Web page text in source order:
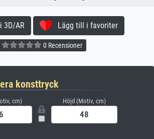
3D/AR Lägg till i favoriter
0 Recensioner
konsttryck
cm) Höjd (Motiv, cm)